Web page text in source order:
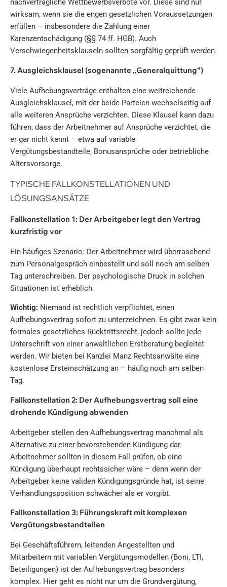
nachvertragliche Wettbewerbsverbote vor. Diese sind nur
wirksam, wenn sie die engen gesetzlichen Voraussetzungen
erfüllen – insbesondere die Zahlung einer
Karenzentschädigung (§§ 74 ff. HGB). Auch
Verschwiegenheitsklauseln sollten sorgfältig geprüft werden.
7. Ausgleichsklausel (sogenannte „Generalquittung“)
Viele Aufhebungsverträge enthalten eine weitreichende
Ausgleichsklausel, mit der beide Parteien wechselseitig auf
alle weiteren Ansprüche verzichten. Diese Klausel kann dazu
führen, dass der Arbeitnehmer auf Ansprüche verzichtet, die
er gar nicht kennt – etwa auf variable
Vergütungsbestandteile, Bonusansprüche oder betriebliche
Altersvorsorge.
TYPISCHE FALLKONSTELLATIONEN UND
LÖSUNGSANSÄTZE
Fallkonstellation 1: Der Arbeitgeber legt den Vertrag
kurzfristig vor
Ein häufiges Szenario: Der Arbeitnehmer wird überraschend
zum Personalgespräch einbestellt und soll noch am selben
Tag unterschreiben. Der psychologische Druck in solchen
Situationen ist erheblich.
Wichtig: Niemand ist rechtlich verpflichtet, einen
Aufhebungsvertrag sofort zu unterzeichnen. Es gibt zwar kein
formales gesetzliches Rücktrittsrecht, jedoch sollte jede
Unterschrift von einer anwaltlichen Erstberatung begleitet
werden. Wir bieten bei Kanzlei Manz Rechtsanwälte eine
kostenlose Ersteinschätzung an – häufig noch am selben
Tag.
Fallkonstellation 2: Der Aufhebungsvertrag soll eine
drohende Kündigung abwenden
Arbeitgeber stellen den Aufhebungsvertrag manchmal als
Alternative zu einer bevorstehenden Kündigung dar.
Arbeitnehmer sollten in diesem Fall prüfen, ob eine
Kündigung überhaupt rechtssicher wäre – denn wenn der
Arbeitgeber keine validen Kündigungsgründe hat, ist seine
Verhandlungsposition schwächer als er vorgibt.
Fallkonstellation 3: Führungskraft mit komplexen
Vergütungsbestandteilen
Bei Geschäftsführern, leitenden Angestellten und
Mitarbeitern mit variablen Vergütungsmodellen (Boni, LTI,
Beteiligungen) ist der Aufhebungsvertrag besonders
komplex. Hier geht es nicht nur um die Grundvergütung,